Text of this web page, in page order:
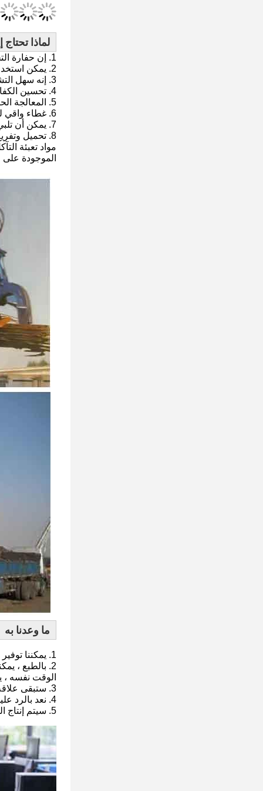
لماذا تحتاج
1. إن حفارة التجريد من الحفار هي أداة متعددة الاستخدامات يمكن استخدامها لأداء مجموعة متنوعة من المهام.
2. يمكن استخدامه لإزالة الأشجار والجذوع والصخور وغيرها من الحطام في مواقع البناء.
3. إنه سهل التشغيل ويمكن استخدامه لفترة طويلة دون راحة.
4. تحسين الكفاءة وخفض التكاليف.
5. المعالجة الحرارية الخاصة والعمر الطويل.
6. غطاء واقي للخرطوم ، بداخله خرطوم ضغط عالي.أسطوانة عازلة ممتصة للصدمات
7. يمكن أن تلبي احتياجات التحميل والتفريغ والتكديس والتفكيك.
8. تحميل وتفريغ نفايات الصلب المختلفة.سهولة الصيانة ونصائح
مواد تعبئة
الموجودة
ما وعدنا به
1. يمكننا توفير مجموعة كاملة من اللقطات ، وأعتقد أنك ستجد ما تحتاجه.
2. بالطبع ،
الوقت نفسه ،
3. ستبقى علاقة عملك معنا سرية لأي طرف ثالث.
4. نعد بالرد عليك في غضون 12 ساعة بعد تلقي استفسارك.
5. سيتم إنتاج الطلب وفقًا لتفاصيل الطلب وعينات التدقيق ، وستقوم مراقبة الجودة لدينا بإرسال تقرير الفحص قبل الشحن.